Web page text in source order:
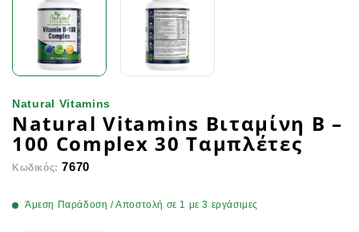
Natural Vitamins
Natural Vitamins Βιταμίνη Β –
100 Complex 30 Ταμπλέτες
Κωδικός: 7670
Άμεση Παράδοση / Αποστολή σε 1 με 3 εργάσιμες